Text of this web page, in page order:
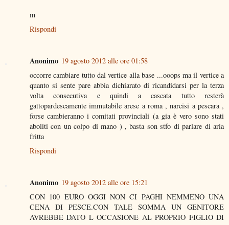
m
Rispondi
Anonimo 19 agosto 2012 alle ore 01:58
occorre cambiare tutto dal vertice alla base ...ooops ma il vertice a
quanto si sente pare abbia dichiarato di ricandidarsi per la terza
volta consecutiva e quindi a cascata tutto resterà
gattopardescamente immutabile arese a roma , narcisi a pescara ,
forse cambieranno i comitati provinciali (a gia è vero sono stati
aboliti con un colpo di mano ) , basta son stfo di parlare di aria
fritta
Rispondi
Anonimo 19 agosto 2012 alle ore 15:21
CON 100 EURO OGGI NON CI PAGHI NEMMENO UNA
CENA DI PESCE.CON TALE SOMMA UN GENITORE
AVREBBE DATO L OCCASIONE AL PROPRIO FIGLIO DI